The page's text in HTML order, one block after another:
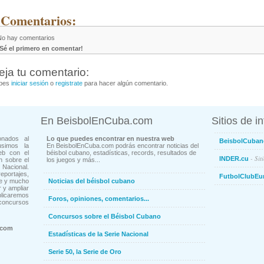
hay comentarios
el primero en comentar!
tu comentario:
iniciar sesión o registrate para hacer algún comentario.
al
la
con el
sobre el
y mucho
y ampliar
En BeisbolEnCuba.com
Lo que puedes encontrar en nuestra web
En BeisbolEnCuba.com podrás encontrar noticias del
béisbol cubano, estadísticas, records, resultados de
los juegos y más...
Noticias del béisbol cubano
Foros, opiniones, comentarios...
Concursos sobre el Béisbol Cubano
Estadísticas de la Serie Nacional
Serie 50, la Serie de Oro
Sitios de
INDER.cu -